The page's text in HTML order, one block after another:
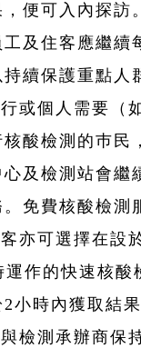
便可入內探訪
及住客應繼續
續保護重點人
或個人需要（
酸檢測的巿民
及檢測站會繼
免費核酸檢測
亦可選擇在設
作的快速核酸
小時內獲取結果
檢測承辦商保